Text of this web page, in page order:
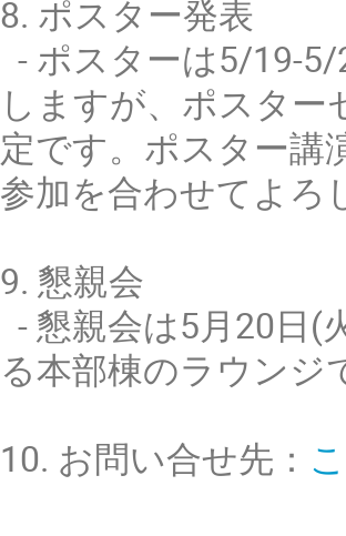
8. ポスター発表
- ポスターは5/19-
しますが、ポスタ
定です。ポスター講
参加を合わせてよろ
9. 懇親会
- 懇親会は5月20日(
る本部棟のラウンジ
10. お問い合せ先：